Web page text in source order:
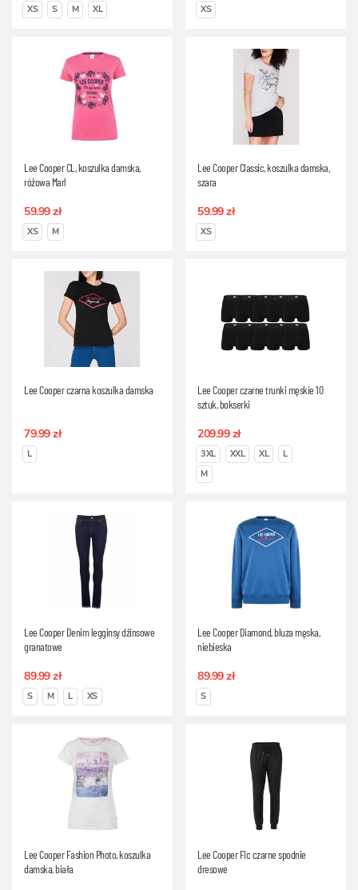
XS S M XL XS
Lee Cooper CL, koszulka damska,
różowa Marl
59.99 zł
XS M
Lee Cooper Classic, koszulka damska,
szara
59.99 zł
XS
Lee Cooper czarna koszulka damska
79.99 zł
L
Lee Cooper czarne trunki męskie 10
sztuk, bokserki
209.99 zł
3XL XXL XL
L
M
Lee Cooper Denim legginsy dżinsowe
granatowe
89.99 zł
S M L XS
Lee Cooper Diamond, bluza męska,
niebieska
89.99 zł
S
Lee Cooper Fashion Photo, koszulka
damska, biała
Lee Cooper Flc czarne spodnie
dresowe